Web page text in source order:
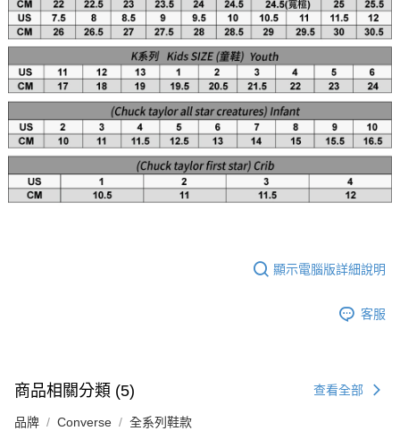
顯示電腦版詳細說明
客服
商品相關分類 (5) 查看全部
品牌 Converse 全系列鞋款